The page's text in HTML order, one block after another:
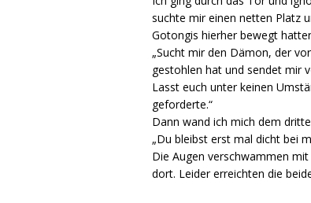
suchte mir einen netten Platz
Gotongis hierher bewegt
„Sucht mir den Dämon, der
gestohlen hat und sendet mir
Lasst euch unter keinen
geforderte.“
Dann wand ich mich dem
„Du bleibst erst mal dicht bei
Die Augen verschwammen
dort. Leider erreichten die